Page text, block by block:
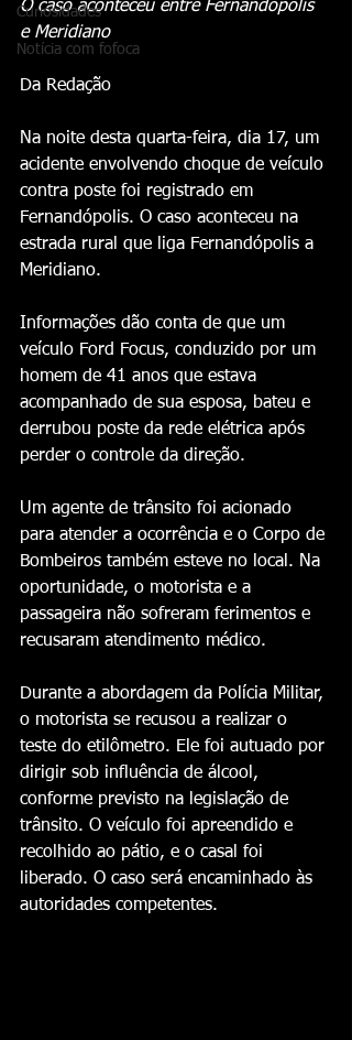
Curiosidades
Notícia com fofoca
O caso aconteceu entre Fernandópolis
e Meridiano
Da Redação
Na noite desta quarta-feira, dia 17, um
acidente envolvendo choque de veículo
contra poste foi registrado em
Fernandópolis. O caso aconteceu na
estrada rural que liga Fernandópolis a
Meridiano.
Informações dão conta de que um
veículo Ford Focus, conduzido por um
homem de 41 anos que estava
acompanhado de sua esposa, bateu e
derrubou poste da rede elétrica após
perder o controle da direção.
Um agente de trânsito foi acionado
para atender a ocorrência e o Corpo de
Bombeiros também esteve no local. Na
oportunidade, o motorista e a
passageira não sofreram ferimentos e
recusaram atendimento médico.
Durante a abordagem da Polícia Militar,
o motorista se recusou a realizar o
teste do etilômetro. Ele foi autuado por
dirigir sob influência de álcool,
conforme previsto na legislação de
trânsito. O veículo foi apreendido e
recolhido ao pátio, e o casal foi
liberado. O caso será encaminhado às
autoridades competentes.